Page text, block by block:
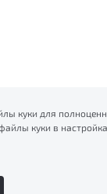
куки для
куки в
по сбору,